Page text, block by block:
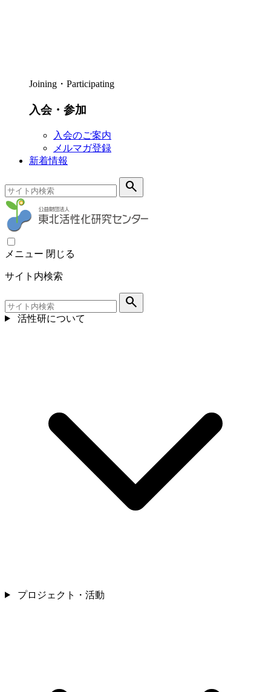
Joining・Participating
入会・参加
入会のご案内
メルマガ登録
新着情報
search
メニュー 閉じる
サイト内検索
search
活性研について
プロジェクト・活動